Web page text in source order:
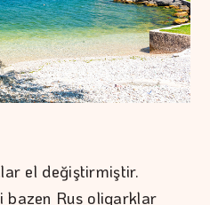
el değiştirmiştir.
bazen Rus oligarklar